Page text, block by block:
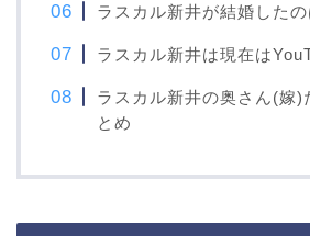
ラスカル新井が結婚したの
ラスカル新井は現在は
ラスカル新井の奥さん(嫁)
とめ